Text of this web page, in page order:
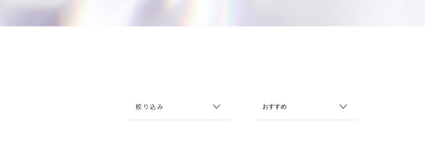
絞り込み